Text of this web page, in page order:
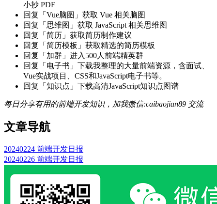
小抄 PDF
回复「Vue脑图」获取 Vue 相关脑图
回复「思维图」获取 JavaScript 相关思维图
回复「简历」获取简历制作建议
回复「简历模板」获取精选的简历模板
回复「加群」进入500人前端精英群
回复「电子书」下载我整理的大量前端资源，含面试、
Vue实战项目、CSS和JavaScript电子书等。
回复「知识点」下载高清JavaScript知识点图谱
每日分享有用的前端开发知识，加我微信:caibaojian89 交流
文章导航
20240224 前端开发日报
20240226 前端开发日报